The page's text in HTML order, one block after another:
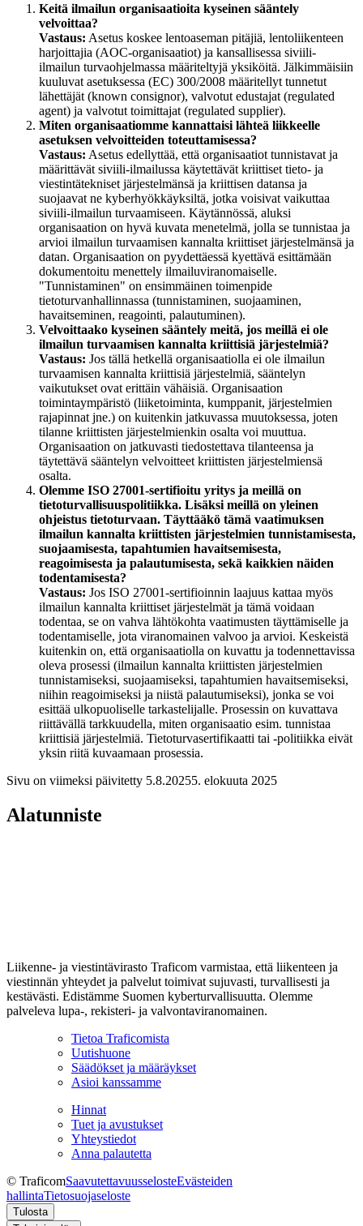
Keitä ilmailun organisaatioita kyseinen sääntely
velvoittaa?
Vastaus: Asetus koskee lentoaseman pitäjiä, lentoliikenteen
harjoittajia (AOC-organisaatiot) ja kansallisessa siviili-
ilmailun turvaohjelmassa määriteltyjä yksiköitä. Jälkimmäisiin
kuuluvat asetuksessa (EC) 300/2008 määritellyt tunnetut
lähettäjät (known consignor), valvotut edustajat (regulated
agent) ja valvotut toimittajat (regulated supplier).
Miten organisaatiomme kannattaisi lähteä liikkeelle
asetuksen velvoitteiden toteuttamisessa?
Vastaus: Asetus edellyttää, että organisaatiot tunnistavat ja
määrittävät siviili-ilmailussa käytettävät kriittiset tieto- ja
viestintätekniset järjestelmänsä ja kriittisen datansa ja
suojaavat ne kyberhyökkäyksiltä, jotka voisivat vaikuttaa
siviili-ilmailun turvaamiseen. Käytännössä, aluksi
organisaation on hyvä kuvata menetelmä, jolla se tunnistaa ja
arvioi ilmailun turvaamisen kannalta kriittiset järjestelmänsä ja
datan. Organisaation on pyydettäessä kyettävä esittämään
dokumentoitu menettely ilmailuviranomaiselle.
"Tunnistaminen" on ensimmäinen toimenpide
tietoturvanhallinnassa (tunnistaminen, suojaaminen,
havaitseminen, reagointi, palautuminen).
Velvoittaako kyseinen sääntely meitä, jos meillä ei ole
ilmailun turvaamisen kannalta kriittisiä järjestelmiä?
Vastaus: Jos tällä hetkellä organisaatiolla ei ole ilmailun
turvaamisen kannalta kriittisiä järjestelmiä, sääntelyn
vaikutukset ovat erittäin vähäisiä. Organisaation
toimintaympäristö (liiketoiminta, kumppanit, järjestelmien
rajapinnat jne.) on kuitenkin jatkuvassa muutoksessa, joten
tilanne kriittisten järjestelmienkin osalta voi muuttua.
Organisaation on jatkuvasti tiedostettava tilanteensa ja
täytettävä sääntelyn velvoitteet kriittisten järjestelmiensä
osalta.
Olemme ISO 27001-sertifioitu yritys ja meillä on
tietoturvallisuuspolitiikka. Lisäksi meillä on yleinen
ohjeistus tietoturvaan. Täyttääkö tämä vaatimuksen
ilmailun kannalta kriittisten järjestelmien tunnistamisesta,
suojaamisesta, tapahtumien havaitsemisesta,
reagoimisesta ja palautumisesta, sekä kaikkien näiden
todentamisesta?
Vastaus: Jos ISO 27001-sertifioinnin laajuus kattaa myös
ilmailun kannalta kriittiset järjestelmät ja tämä voidaan
todentaa, se on vahva lähtökohta vaatimusten täyttämiselle ja
todentamiselle, jota viranomainen valvoo ja arvioi. Keskeistä
kuitenkin on, että organisaatiolla on kuvattu ja todennettavissa
oleva prosessi (ilmailun kannalta kriittisten järjestelmien
tunnistamiseksi, suojaamiseksi, tapahtumien havaitsemiseksi,
niihin reagoimiseksi ja niistä palautumiseksi), jonka se voi
esittää ulkopuoliselle tarkastelijalle. Prosessin on kuvattava
riittävällä tarkkuudella, miten organisaatio esim. tunnistaa
kriittisiä järjestelmiä. Tietoturvasertifikaatti tai -politiikka eivät
yksin riitä kuvaamaan prosessia.
Sivu on viimeksi päivitetty 5.8.20255. elokuuta 2025
Alatunniste
Liikenne- ja viestintävirasto Traficom varmistaa, että liikenteen ja
viestinnän yhteydet ja palvelut toimivat sujuvasti, turvallisesti ja
kestävästi. Edistämme Suomen kyberturvallisuutta. Olemme
palveleva lupa-, rekisteri- ja valvontaviranomainen.
Tietoa Traficomista
Uutishuone
Säädökset ja määräykset
Asioi kanssamme
Hinnat
Tuet ja avustukset
Yhteystiedot
Anna palautetta
© TraficomSaavutettavuusselosteEvästeiden
hallintaTietosuojaseloste
Tulosta